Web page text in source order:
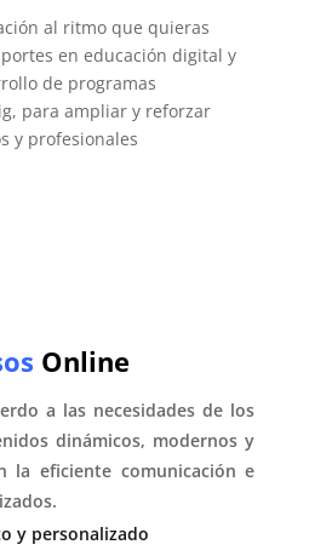
al ritmo que quieras
en educación digital y
de programas
para ampliar y reforzar
y profesionales
Online
a las necesidades de los
dinámicos, modernos y
la eficiente comunicación e
y personalizado